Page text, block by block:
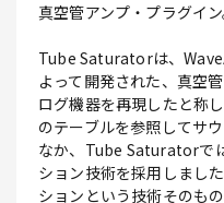
真空管アンプ・プラグイン
Tube Saturatorは、
よって開発された、真空
ログ機器を再現したと称
のテーブルを参照してサ
なか、Tube Saturatorで
ション技術を採用しまし
ションという技術そのも